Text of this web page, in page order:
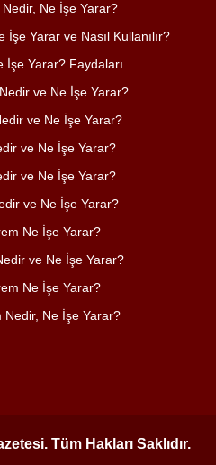
Ne İşe Yarar?
Yarar ve Nasıl Kullanılır?
İşe Yarar? Faydaları
ve Ne İşe Yarar?
ve Ne İşe Yarar?
ve Ne İşe Yarar?
ve Ne İşe Yarar?
ve Ne İşe Yarar?
Ne İşe Yarar?
ve Ne İşe Yarar?
Ne İşe Yarar?
Nedir, Ne İşe Yarar?
Tüm Hakları Saklıdır.